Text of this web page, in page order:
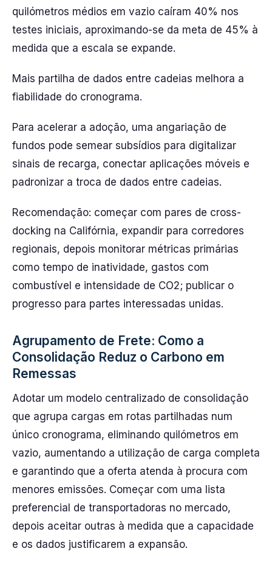
quilómetros médios em vazio caíram 40% nos
testes iniciais, aproximando-se da meta de 45% à
medida que a escala se expande.
Mais partilha de dados entre cadeias melhora a
fiabilidade do cronograma.
Para acelerar a adoção, uma angariação de
fundos pode semear subsídios para digitalizar
sinais de recarga, conectar aplicações móveis e
padronizar a troca de dados entre cadeias.
Recomendação: começar com pares de cross-
docking na Califórnia, expandir para corredores
regionais, depois monitorar métricas primárias
como tempo de inatividade, gastos com
combustível e intensidade de CO2; publicar o
progresso para partes interessadas unidas.
Agrupamento de Frete: Como a
Consolidação Reduz o Carbono em
Remessas
Adotar um modelo centralizado de consolidação
que agrupa cargas em rotas partilhadas num
único cronograma, eliminando quilómetros em
vazio, aumentando a utilização de carga completa
e garantindo que a oferta atenda à procura com
menores emissões. Começar com uma lista
preferencial de transportadoras no mercado,
depois aceitar outras à medida que a capacidade
e os dados justificarem a expansão.